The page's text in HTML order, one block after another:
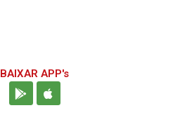
BAIXAR APP's